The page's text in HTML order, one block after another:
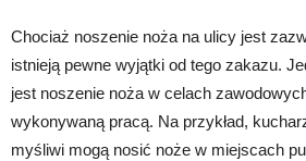
Chociaż noszenie noża na ulicy jest
istnieją pewne wyjątki od tego zakazu.
jest noszenie noża w celach
wykonywaną pracą. Na przykład,
myśliwi mogą nosić noże w miejscach